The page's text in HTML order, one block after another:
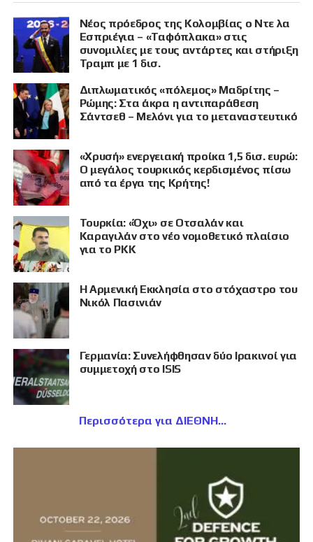
Νέος πρόεδρος της Κολομβίας ο Ντε λα
Εσπριέγια – «Ταφόπλακα» στις
συνομιλίες με τους αντάρτες και στήριξη
Τραμπ με 1 δισ.
Διπλωματικός «πόλεμος» Μαδρίτης –
Ρώμης: Στα άκρα η αντιπαράθεση
Σάντσεθ – Μελόνι για το μεταναστευτικό
«Χρυσή» ενεργειακή προίκα 1,5 δισ. ευρώ:
Ο μεγάλος τουρκικός κερδισμένος πίσω
από τα έργα της Κρήτης!
Τουρκία: «Όχι» σε Οτσαλάν και
Καραγιλάν στο νέο νομοθετικό πλαίσιο
για το PKK
Η Αρμενική Εκκλησία στο στόχαστρο του
Νικόλ Πασινιάν
Γερμανία: Συνελήφθησαν δύο Ιρακινοί για
συμμετοχή στο ISIS
Περισσότερα για ΔΙΕΘΝΗ